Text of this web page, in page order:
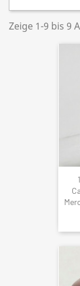
Zeige 1-9 bis 9